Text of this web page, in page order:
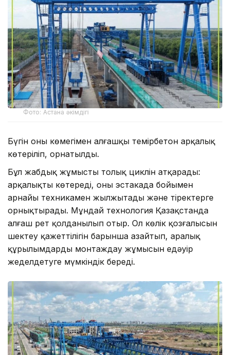
Фото: Астана әкімдігі
Бүгін оның көмегімен алғашқы темірбетон арқалық
көтеріліп, орнатылды.
Бұл жабдық жұмыстың толық циклін атқарады:
арқалықты көтереді, оны эстакада бойымен
арнайы техникамен жылжытады және тіректерге
орнықтырады. Мұндай технология Қазақстанда
алғаш рет қолданылып отыр. Ол көлік қозғалысын
шектеу қажеттілігін барынша азайтып, аралық
құрылымдарды монтаждау жұмысын едәуір
жеделдетуге мүмкіндік береді.